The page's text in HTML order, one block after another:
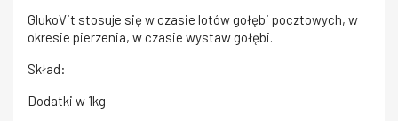
GlukoVit stosuje się w czasie lotów gołębi pocztowych, w
okresie pierzenia, w czasie wystaw gołębi.
Skład:
Dodatki w 1kg